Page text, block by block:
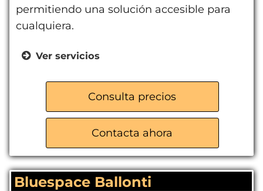
permitiendo una solución accesible para
cualquiera.
Ver servicios
Almacenes para empresas
Servicio de mudanzas
Consulta precios
Contacta ahora
Bluespace Ballonti